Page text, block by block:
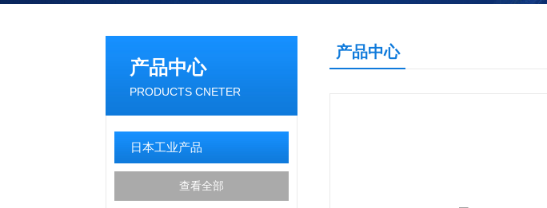
产品中心
PRODUCTS CNETER
日本工业产品
查看全部
产品中心